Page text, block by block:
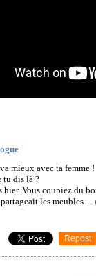
mieux avec ta femme !
tu dis là ?
Vous coupiez du
les meubles…
Repost